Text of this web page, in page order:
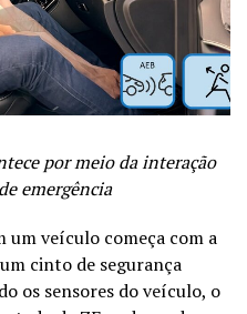
por meio da interação
emergência
um veículo começa com a
cinto de segurança
os sensores do veículo, o